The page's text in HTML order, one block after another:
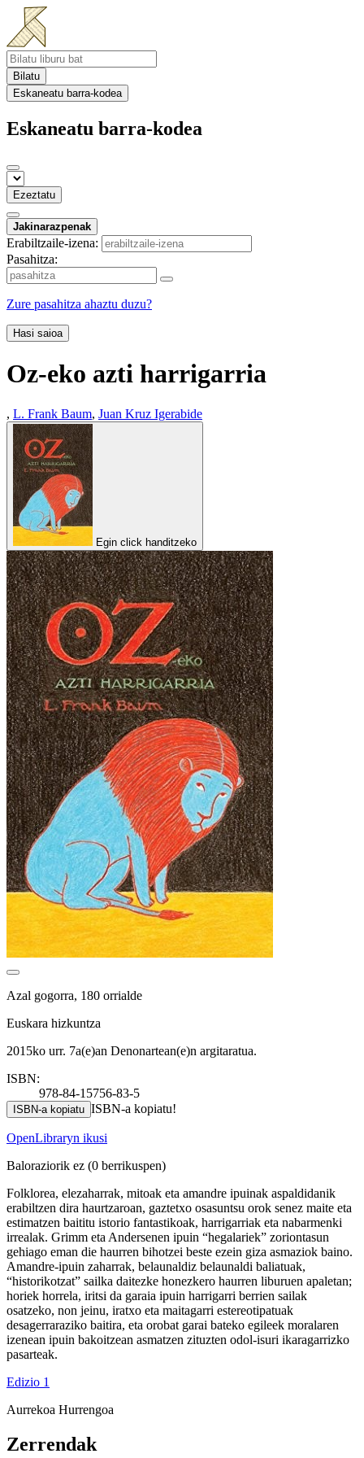
Bilatu
Eskaneatu barra-kodea
Eskaneatu barra-kodea
Ezeztatu
Jakinarazpenak
Erabiltzaile-izena:
Pasahitza:
Zure pasahitza ahaztu duzu?
Hasi saioa
Oz-eko azti harrigarria
, L. Frank Baum, Juan Kruz Igerabide
Egin click handitzeko
Azal gogorra, 180 orrialde
Euskara hizkuntza
2015ko urr. 7a(e)an Denonartean(e)n argitaratua.
ISBN:
978-84-15756-83-5
ISBN-a kopiatu ISBN-a kopiatu!
OpenLibraryn ikusi
Baloraziorik ez (0 berrikuspen)
Folklorea, elezaharrak, mitoak eta amandre ipuinak aspaldidanik
erabiltzen dira haurtzaroan, gaztetxo osasuntsu orok senez maite eta
estimatzen baititu istorio fantastikoak, harrigarriak eta nabarmenki
irrealak. Grimm eta Andersenen ipuin “hegalariek” zoriontasun
gehiago eman die haurren bihotzei beste ezein giza asmaziok baino.
Amandre-ipuin zaharrak, belaunaldiz belaunaldi baliatuak,
“historikotzat” sailka daitezke honezkero haurren liburuen apaletan;
horiek horrela, iritsi da garaia ipuin harrigarri berrien sailak
osatzeko, non jeinu, iratxo eta maitagarri estereotipatuak
desagerraraziko baitira, eta orobat garai bateko egileek moralaren
izenean ipuin bakoitzean asmatzen zituzten odol-isuri ikaragarrizko
pasarteak.
Edizio 1
Aurrekoa Hurrengoa
Zerrendak